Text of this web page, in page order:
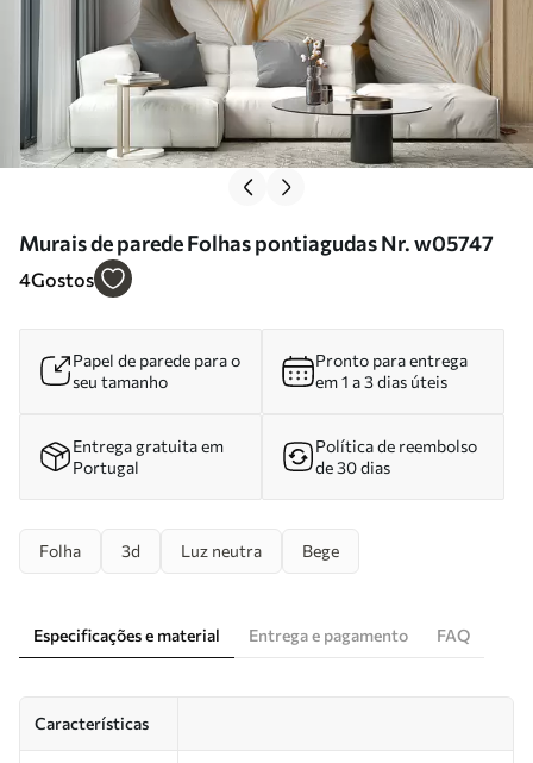
Murais de parede Folhas pontiagudas Nr. w05747
4Gostos
Papel de parede para o
seu tamanho
Pronto para entrega
em 1 a 3 dias úteis
Entrega gratuita em
Portugal
Política de reembolso
de 30 dias
Folha 3d Luz neutra Bege
Especificações e material Entrega e pagamento FAQ
Características